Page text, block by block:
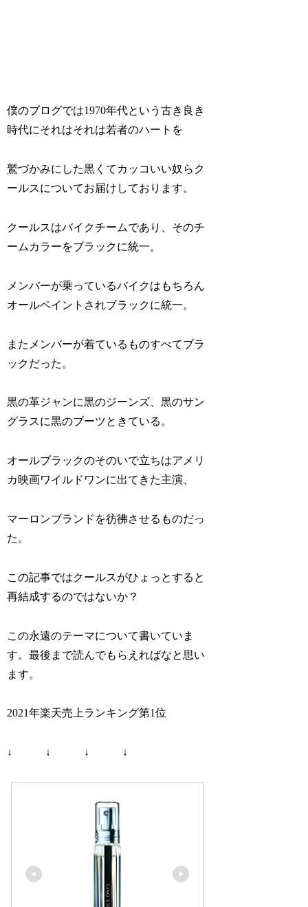
僕のブログでは1970年代という古き良き
時代にそれはそれは若者のハートを
鷲づかみにした黒くてカッコいい奴らク
ールスについてお届けしております。
クールスはバイクチームであり、そのチ
ームカラーをブラックに統一。
メンバーが乗っているバイクはもちろん
オールペイントされブラックに統一。
またメンバーが着ているものすべてブラ
ックだった。
黒の革ジャンに黒のジーンズ、黒のサン
グラスに黒のブーツときている。
オールブラックのそのいで立ちはアメリ
カ映画ワイルドワンに出てきた主演、
マーロンブランドを彷彿させるものだっ
た。
この記事ではクールスがひょっとすると
再結成するのではないか？
この永遠のテーマについて書いていま
す。最後まで読んでもらえればなと思い
ます。
2021年楽天売上ランキング第1位
↓ ↓ ↓ ↓